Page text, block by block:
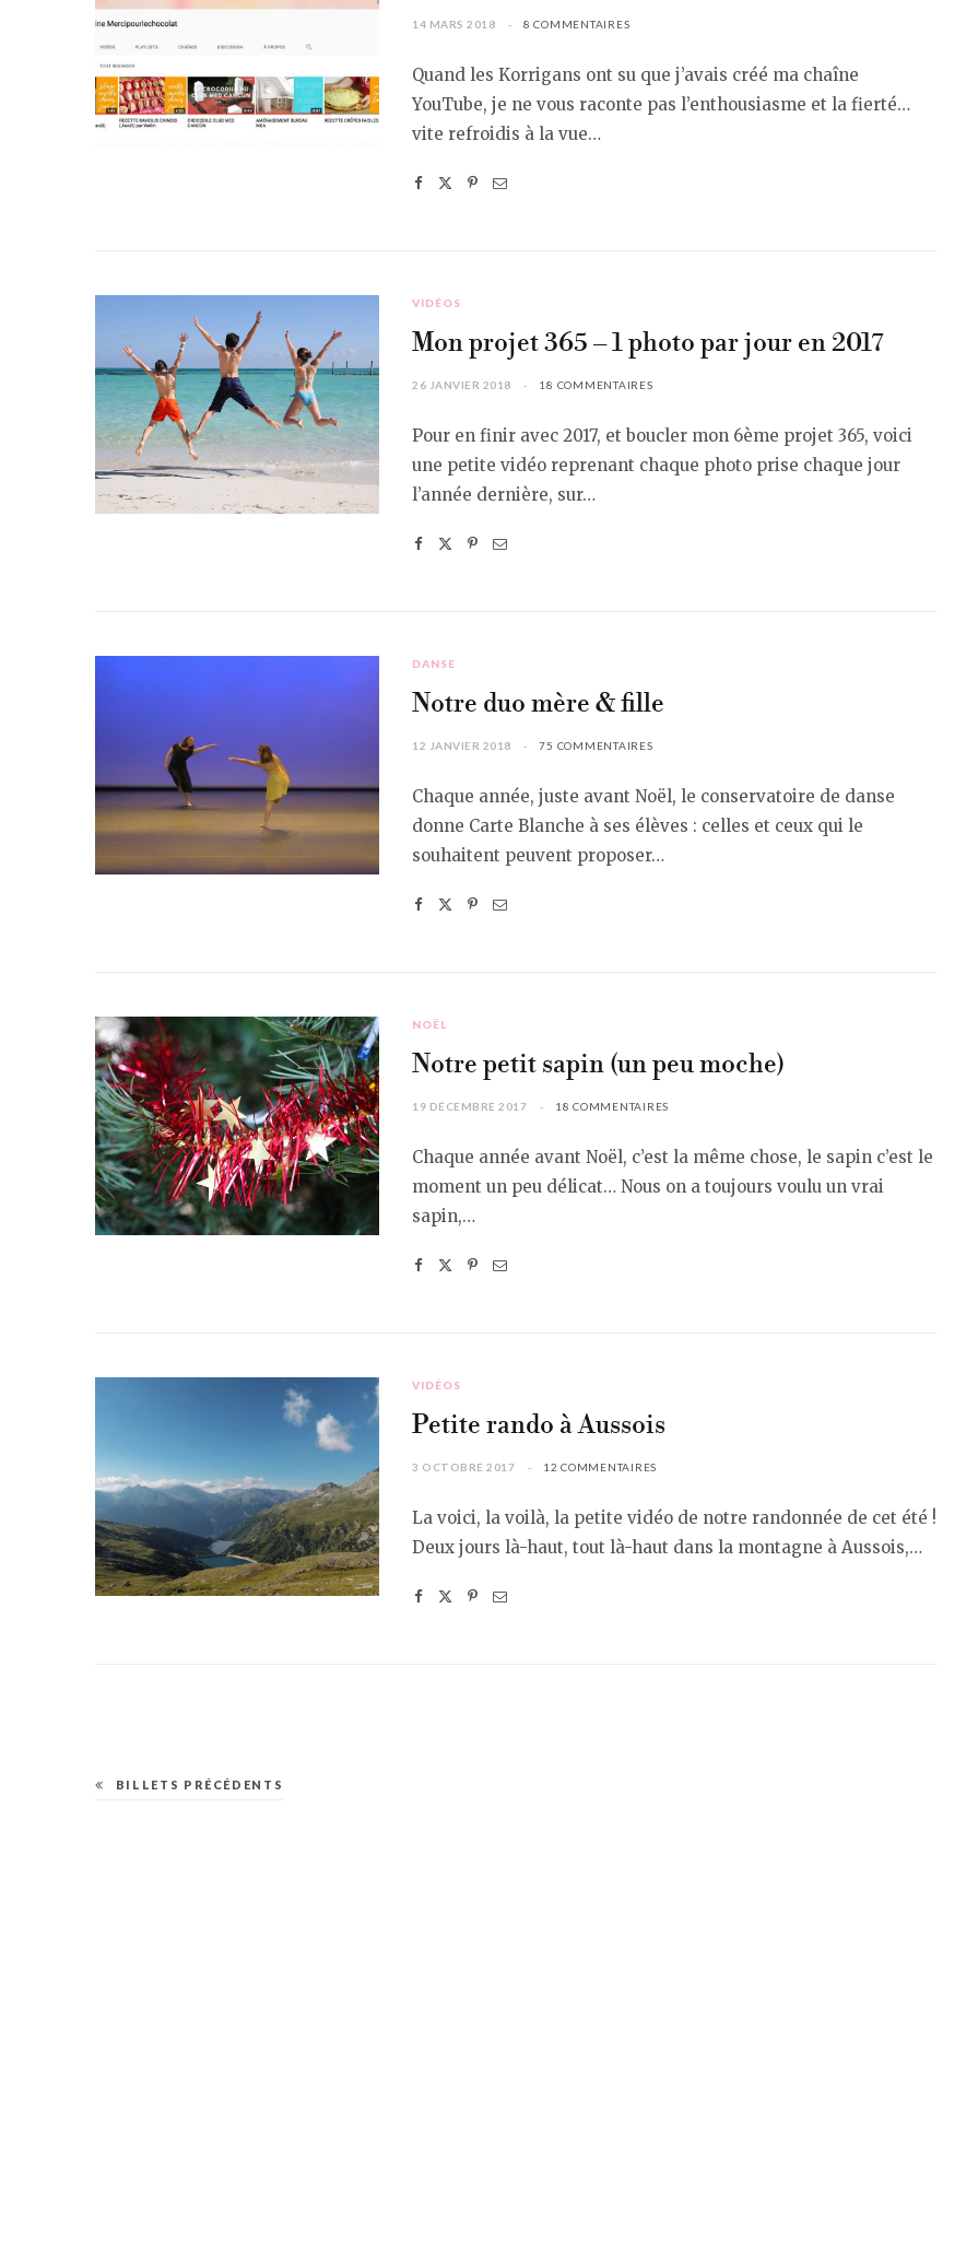
14 MARS 2018 8 COMMENTAIRES
Quand les Korrigans ont su que j’avais créé ma chaîne
YouTube, je ne vous raconte pas l’enthousiasme et la fierté…
vite refroidis à la vue…
VIDÉOS
Mon projet 365 – 1 photo par jour en 2017
26 JANVIER 2018 18 COMMENTAIRES
Pour en finir avec 2017, et boucler mon 6ème projet 365, voici
une petite vidéo reprenant chaque photo prise chaque jour
l’année dernière, sur…
DANSE
Notre duo mère & fille
12 JANVIER 2018 75 COMMENTAIRES
Chaque année, juste avant Noël, le conservatoire de danse
donne Carte Blanche à ses élèves : celles et ceux qui le
souhaitent peuvent proposer…
NOËL
Notre petit sapin (un peu moche)
19 DÉCEMBRE 2017 18 COMMENTAIRES
Chaque année avant Noël, c’est la même chose, le sapin c’est le
moment un peu délicat… Nous on a toujours voulu un vrai
sapin,…
VIDÉOS
Petite rando à Aussois
3 OCTOBRE 2017 12 COMMENTAIRES
La voici, la voilà, la petite vidéo de notre randonnée de cet été !
Deux jours là-haut, tout là-haut dans la montagne à Aussois,…
BILLETS PRÉCÉDENTS